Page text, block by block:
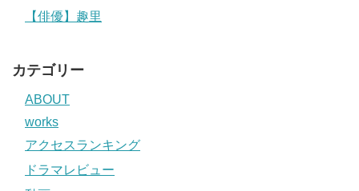
【俳優】趣里
カテゴリー
ABOUT
works
アクセスランキング
ドラマレビュー